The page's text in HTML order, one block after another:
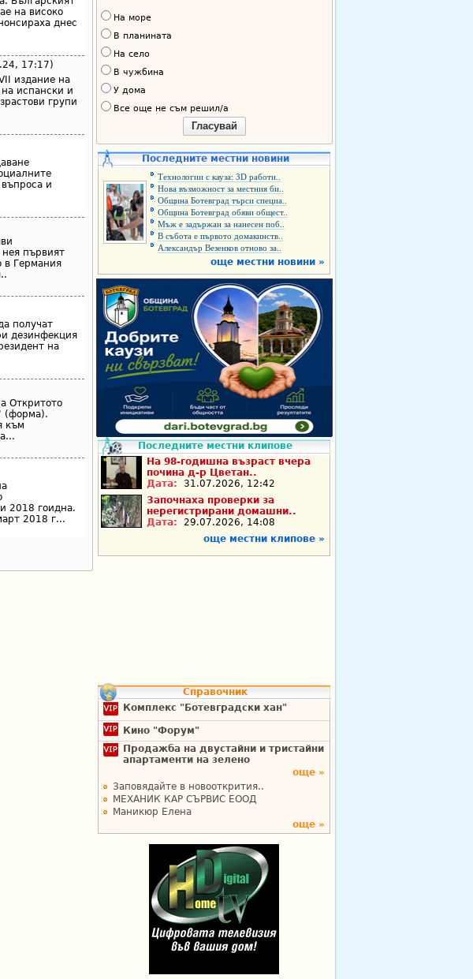
на високо
днес
17:17)
издание на
испански и
групи
и
първият
в Германия
получат
дезинфекция
на
Откритото
(форма).
към
2018 гoиднa.
2018 г...
На море
В планината
На село
В чужбина
У дома
Все още не съм решил/а
Гласувай
Последните местни новини
Технологии с кауза: 3D работи..
Нова възможност за местния би..
Община Ботевград търси специа..
Община Ботевград обяви общест..
Мъж е задържан за нанесен поб..
В събота е първото домакинств..
Александър Везенков отново за..
още местни новини »
Последните местни клипове
На 98-годишна възраст вчера
почина д-р Цветан..
Дата:
31.07.2026, 12:42
Започнаха проверки за
нерегистрирани домашни..
Дата:
29.07.2026, 14:08
още местни клипове »
Справочник
Комплекс "Ботевградски хан"
Кино "Форум"
Продажба на двустайни и тристайни
апартаменти на зелено
още »
Заповядайте в новооткрития..
МЕХАНИК КАР СЪРВИС ЕООД
Маникюр Елена
още »